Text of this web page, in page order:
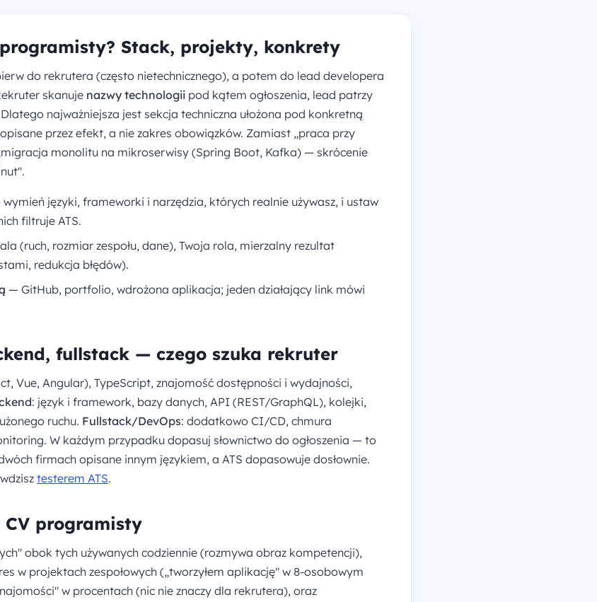
Stack, projekty, konkrety
do rekrutera (często nietechnicznego), a potem do lead developera
skanuje nazwy technologii pod kątem ogłoszenia, lead patrzy
najważniejsza jest sekcja techniczna ułożona pod konkretną
przez efekt, a nie zakres obowiązków. Zamiast „praca przy
monolitu na mikroserwisy (Spring Boot, Kafka) — skrócenie
języki, frameworki i narzędzia, których realnie używasz, i ustaw
filtruje ATS.
(ruch, rozmiar zespołu, dane), Twoja rola, mierzalny rezultat
redukcja błędów).
— GitHub, portfolio, wdrożona aplikacja; jeden działający link mówi
fullstack — czego szuka rekruter
Vue, Angular), TypeScript, znajomość dostępności i wydajności,
: język i framework, bazy danych, API (REST/GraphQL), kolejki,
ruchu. Fullstack/DevOps: dodatkowo CI/CD, chmura
W każdym przypadku dopasuj słownictwo do ogłoszenia — to
firmach opisane innym językiem, a ATS dopasowuje dosłownie.
testerem ATS.
CV programisty
obok tych używanych codziennie (rozmywa obraz kompetencji),
w projektach zespołowych („tworzyłem aplikację" w 8-osobowym
w procentach (nic nie znaczy dla rekrutera), oraz